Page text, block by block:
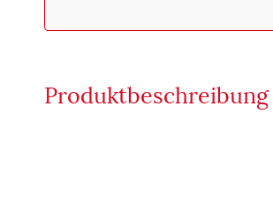
Produktbeschreibung